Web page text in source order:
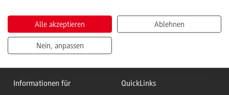
Abschluss & Karriere
Informationen für QuickLinks
Alle akzeptieren Ablehnen
Nein, anpassen